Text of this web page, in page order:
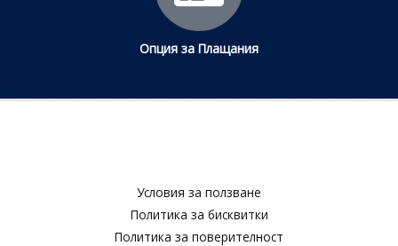
Опция за Плащания
Условия за ползване​
Политика за бисквитки​
Политика за поверителност​